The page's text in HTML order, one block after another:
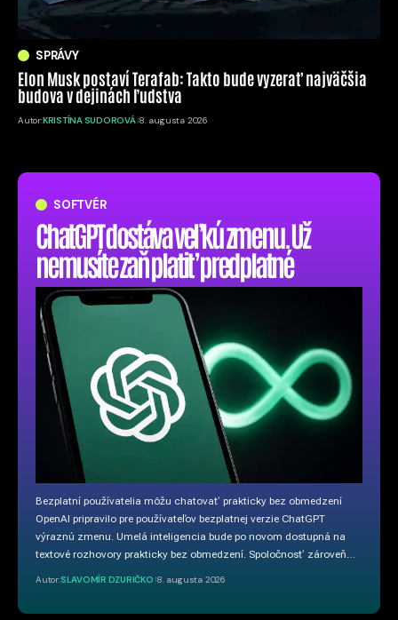
SOFTVÉR
ChatGPT dostáva veľkú zmenu. Už
nemusíte zaň platiť predplatné
Bezplatní používatelia môžu chatovať prakticky bez obmedzení
OpenAI pripravilo pre používateľov bezplatnej verzie ChatGPT
výraznú zmenu. Umelá inteligencia bude po novom dostupná na
textové rozhovory prakticky bez obmedzení. Spoločnosť zároveň…
Autor:SLAVOMÍR DZURIČKO 8. augusta 2026
SPRÁVY
Elon Musk postaví Terafab: Takto bude vyzerať najväčšia
budova v dejinách ľudstva
Autor:KRISTÍNA SUDOROVÁ 8. augusta 2026